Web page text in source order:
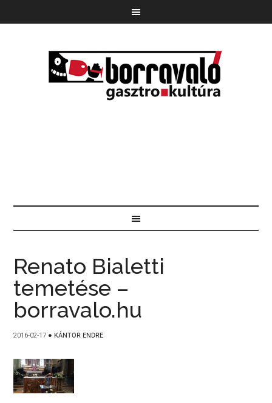
Renato Bialetti
temetése –
borravalo.hu
2016-02-17 ● KÁNTOR ENDRE